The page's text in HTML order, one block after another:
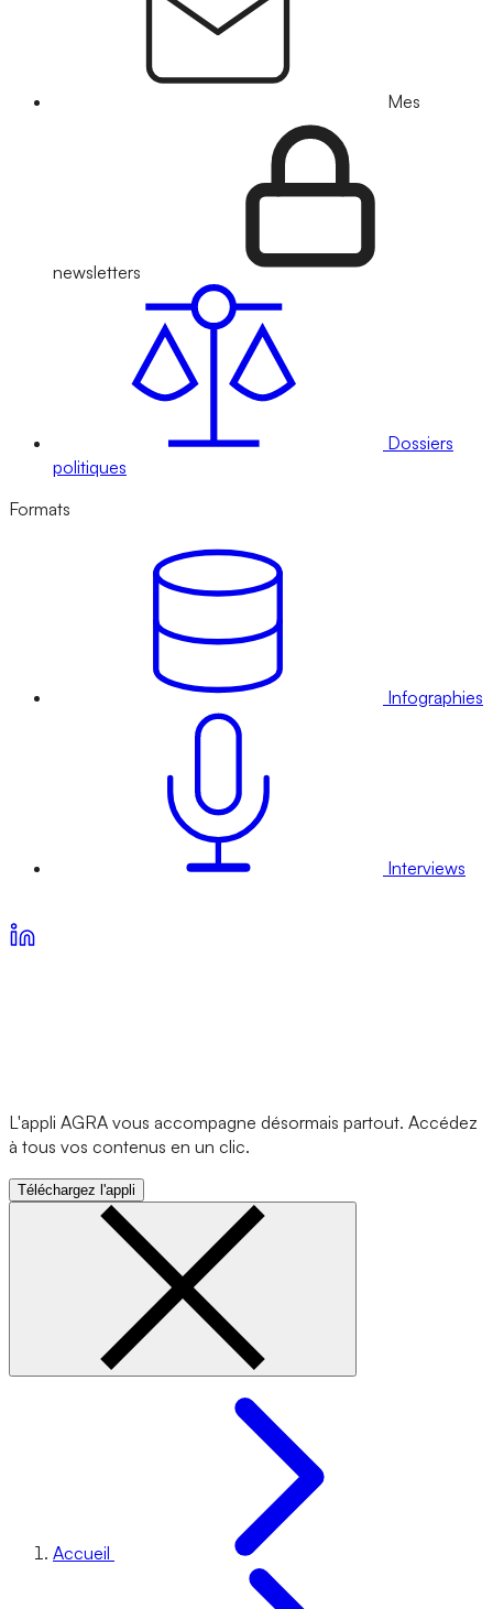
Mes
newsletters
Dossiers
politiques
Formats
Infographies
Interviews
L'appli AGRA vous accompagne désormais partout. Accédez
à tous vos contenus en un clic.
Téléchargez l'appli
Accueil